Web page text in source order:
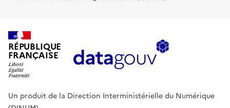
RÉPUBLIQUE
FRANÇAISE
Un produit de la Direction Interministérielle du Numérique